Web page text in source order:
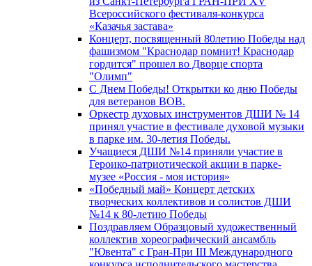
Всероссийского фестиваля-конкурса
«Казачья застава»
Концерт, посвященный 80летию Победы над
фашизмом "Краснодар помнит! Краснодар
гордится" прошел во Дворце спорта
"Олимп"
С Днем Победы! Открытки ко дню Победы
для ветеранов ВОВ.
Оркестр духовых инструментов ДШИ № 14
принял участие в фестивале духовой музыки
в парке им. 30-летия Победы.
Учащиеся ДШИ №14 приняли участие в
Героико-патриотической акции в парке-
музее «Россия - моя история»
«Победный май» Концерт детских
творческих коллективов и солистов ДШИ
№14 к 80-летию Победы
Поздравляем Образцовый художественный
коллектив хореографический ансамбль
"Ювента" с Гран-При III Международного